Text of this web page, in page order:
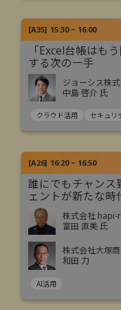
[A35] 15:30 ~ 16:00
「Excel台帳はも
する次の一手
ジョーシス株
中島 啓介 氏
クラウド活用 セキュリ
[A26] 16:20 ~ 16:50
誰にでもチャンス
ェントが新たな時
株式会社
富田 直美 氏
株式会社大塚
和田 力
AI活用